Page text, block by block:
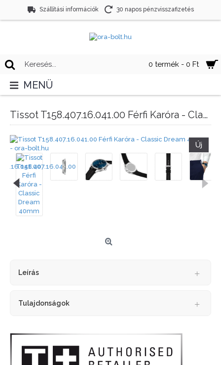
Szállítási információk 30 napos pénzvisszafizetés
0 termék - 0 Ft
MENÜ
Tissot T158.407.16.041.00 Férfi Karóra - Classic Dream 40mm
Új
Leírás
Tulajdonságok